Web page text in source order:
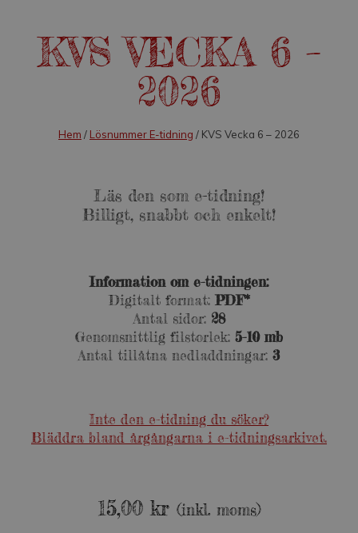
KVS VECKA 6 –
2026
Hem / Lösnummer E-tidning / KVS Vecka 6 – 2026
Läs den som e-tidning!
Billigt, snabbt och enkelt!
Information om e-tidningen:
Digitalt format: PDF*
Antal sidor: 28
Genomsnittlig filstorlek: 5-10 mb
Antal tillåtna nedladdningar: 3
Inte den e-tidning du söker?
Bläddra bland årgångarna i e-tidningsarkivet.
15,00 kr (inkl. moms)